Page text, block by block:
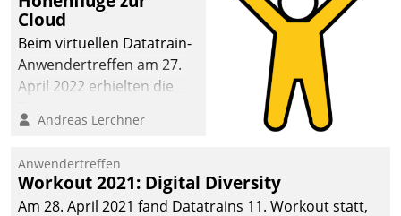
Cloud
Beim virtuellen Datatrain-
Anwendertreffen am 27.
April 2022 erhielten die
Teilnehmer kurzweilige
Cloud-Strategien und -
Lösungen mit hohem
Andreas Lerchner
Anwendertreffen
Workout 2021: Digital Diversity
Am 28. April 2021 fand Datatrains 11. Workout statt,